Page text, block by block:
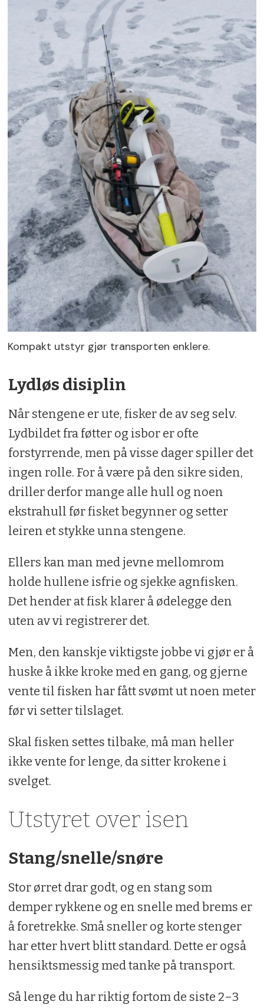
Kompakt utstyr gjør transporten enklere.
Lydløs disiplin
Når stengene er ute, fisker de av seg selv.
Lydbildet fra føtter og isbor er ofte
forstyrrende, men på visse dager spiller det
ingen rolle. For å være på den sikre siden,
driller derfor mange alle hull og noen
ekstrahull før fisket begynner og setter
leiren et stykke unna stengene.
Ellers kan man med jevne mellomrom
holde hullene isfrie og sjekke agnfisken.
Det hender at fisk klarer å ødelegge den
uten av vi registrerer det.
Men, den kanskje viktigste jobbe vi gjør er å
huske å ikke kroke med en gang, og gjerne
vente til fisken har fått svømt ut noen meter
før vi setter tilslaget.
Skal fisken settes tilbake, må man heller
ikke vente for lenge, da sitter krokene i
svelget.
Utstyret over isen
Stang/snelle/snøre
Stor ørret drar godt, og en stang som
demper rykkene og en snelle med brems er
å foretrekke. Små sneller og korte stenger
har etter hvert blitt standard. Dette er også
hensiktsmessig med tanke på transport.
Så lenge du har riktig fortom de siste 2–3